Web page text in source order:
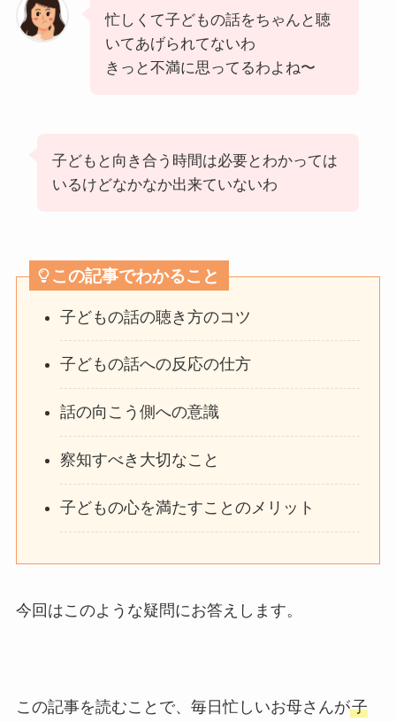
忙しくて子どもの話をちゃんと聴
いてあげられてないわ
きっと不満に思ってるわよね〜
子どもと向き合う時間は必要とわかっては
いるけどなかなか出来ていないわ
この記事でわかること
子どもの話の聴き方のコツ
子どもの話への反応の仕方
話の向こう側への意識
察知すべき大切なこと
子どもの心を満たすことのメリット
今回はこのような疑問にお答えします。
この記事を読むことで、毎日忙しいお母さんが子